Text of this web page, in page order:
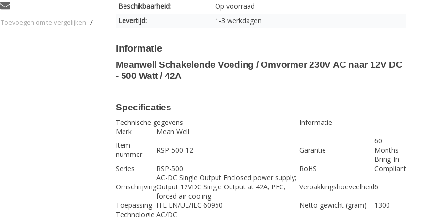
Toevoegen om te vergelijken /
Beschikbaarheid:
Op voorraad
Levertijd:
1-3 werkdagen
Informatie
Meanwell Schakelende Voeding / Omvormer 230V AC naar 12V DC
- 500 Watt / 42A
Specificaties
Technische gegevens
Informatie
Merk
Mean Well
Item
nummer
RSP-500-12 Garantie
60
Months
Bring-In
Series
RSP-500 RoHS
Compliant
Omschrijving
AC-DC Single Output Enclosed power supply;
Output 12VDC Single Output at 42A; PFC;
forced air cooling
Verpakkingshoeveelheid6
Toepassing ITE EN/UL/IEC 60950 Netto gewicht (gram)
1300
Technologie AC/DC